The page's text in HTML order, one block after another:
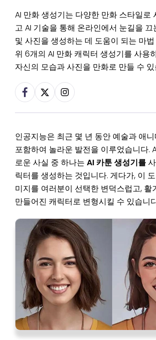
AI 만화 생성기는 다양한 만화 스타일로
고 AI 기술을 통해 온라인에서 눈길을
및 사진을 생성하는 데 도움이 되는 마
위 6개의 AI 만화 캐릭터 생성기를 사용
자신의 모습과 사진을 만화로 만들 수
인공지능은 최근 몇 년 동안 예술과 애
포함하여 놀라운 발전을 이루었습니다.
로운 사실 중 하나는 AI 카툰 생성기를
릭터를 생성하는 것입니다. 게다가, 이
미지를 여러분이 선택한 변덕스럽고, 활
만들어진 캐릭터로 변형시킬 수 있습니